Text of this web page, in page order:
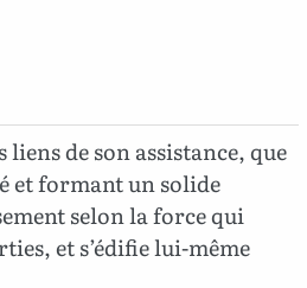
liens de son assistance, que
et formant un solide
selon la force qui
et s’édifie lui-même